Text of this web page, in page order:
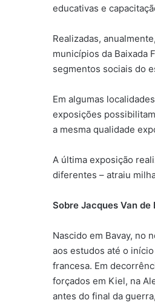
educativas e
Realizadas,
municípios da Baixada
segmentos sociais do
Em algumas
exposições
a mesma qualidade
A última exposição
diferentes – atraiu
Sobre Jacques Van de
Nascido em Bavay, no
aos estudos até o
francesa. Em
forçados em Kiel, na
antes do final da